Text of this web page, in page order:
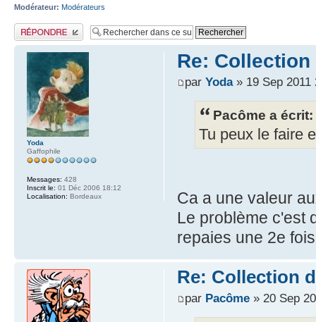
Modérateur: Modérateurs
Publier une réponse
Re: Collection
par Yoda» 19 Sep 2011
Pacôme a écrit:
Tu peux le faire
Ca a une valeur
Le problème c'est
repaies une 2e
Yoda
Gaffophile
Messages: 428
Inscrit le: 01 Déc 2006 18:12
Localisation: Bordeaux
Re: Collection
par Pacôme» 20 Sep